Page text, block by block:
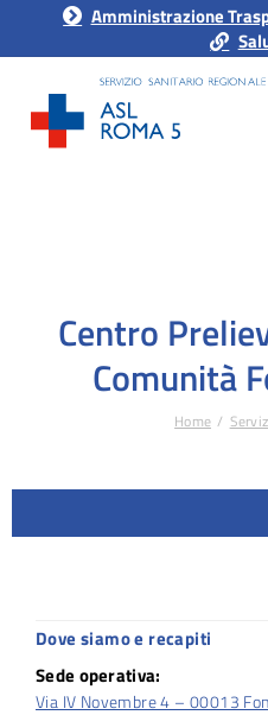
Amministrazione
Centro
Comunità
Home
Dove siamo e recapiti
Sede operativa:
Via IV Novembre 4 – 00013